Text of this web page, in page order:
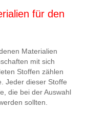
für den
Materialien
mit sich
Stoffen zählen
Jeder dieser Stoffe
die bei der Auswahl
sollten.